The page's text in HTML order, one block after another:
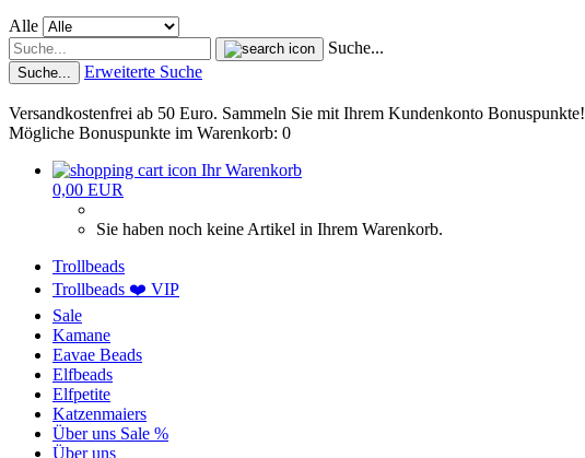
Alle
Suche...
Suche... Erweiterte Suche
Versandkostenfrei ab 50 Euro. Sammeln Sie mit Ihrem Kundenkonto Bonuspunkte!
Mögliche Bonuspunkte im Warenkorb: 0
Ihr Warenkorb
0,00 EUR
Sie haben noch keine Artikel in Ihrem Warenkorb.
Trollbeads
Trollbeads ❤️ VIP
Sale
Kamane
Eavae Beads
Elfbeads
Elfpetite
Katzenmaiers
Über uns Sale %
Über uns